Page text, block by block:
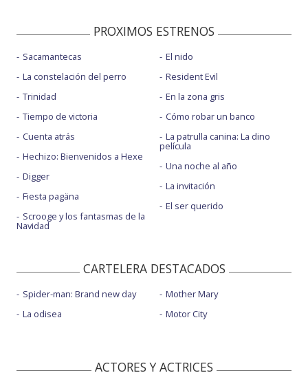
PROXIMOS ESTRENOS
Sacamantecas
La constelación del perro
Trinidad
Tiempo de victoria
Cuenta atrás
Hechizo: Bienvenidos a Hexe
Digger
Fiesta pagäna
Scrooge y los fantasmas de la
Navidad
El nido
Resident Evil
En la zona gris
Cómo robar un banco
La patrulla canina: La dino
película
Una noche al año
La invitación
El ser querido
CARTELERA DESTACADOS
Spider-man: Brand new day
La odisea
Mother Mary
Motor City
ACTORES Y ACTRICES